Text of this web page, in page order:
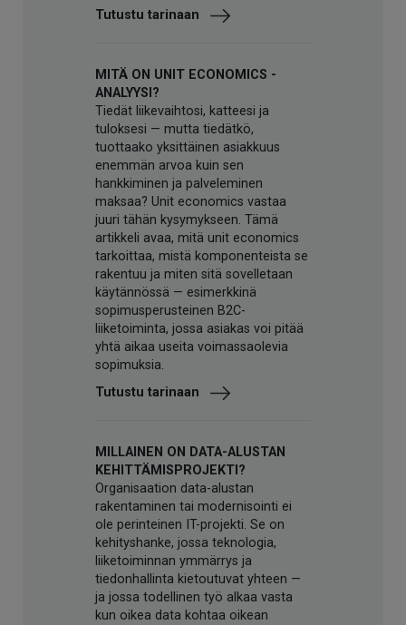
Tutustu tarinaan
MITÄ ON UNIT ECONOMICS -
ANALYYSI?
Tiedät liikevaihtosi, katteesi ja
tuloksesi — mutta tiedätkö,
tuottaako yksittäinen asiakkuus
enemmän arvoa kuin sen
hankkiminen ja palveleminen
maksaa? Unit economics vastaa
juuri tähän kysymykseen. Tämä
artikkeli avaa, mitä unit economics
tarkoittaa, mistä komponenteista se
rakentuu ja miten sitä sovelletaan
käytännössä — esimerkkinä
sopimusperusteinen B2C-
liiketoiminta, jossa asiakas voi pitää
yhtä aikaa useita voimassaolevia
sopimuksia.
Tutustu tarinaan
MILLAINEN ON DATA-ALUSTAN
KEHITTÄMISPROJEKTI?
Organisaation data-alustan
rakentaminen tai modernisointi ei
ole perinteinen IT-projekti. Se on
kehityshanke, jossa teknologia,
liiketoiminnan ymmärrys ja
tiedonhallinta kietoutuvat yhteen —
ja jossa todellinen työ alkaa vasta
kun oikea data kohtaa oikean